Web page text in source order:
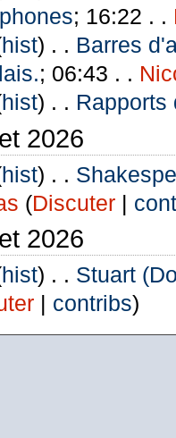
; 16:22 . .
hist) . . Barres
; 06:43 . .
hist) . . Rapports
2026
hist) . .
(Discuter|
2026
hist) . . Stuart
| contribs)